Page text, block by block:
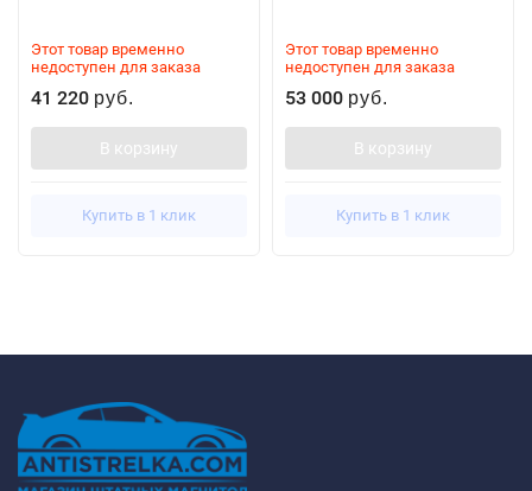
Этот товар временно
недоступен для заказа
41 220 руб.
В корзину
Купить в 1 клик
Этот товар временно
недоступен для заказа
53 000 руб.
В корзину
Купить в 1 клик